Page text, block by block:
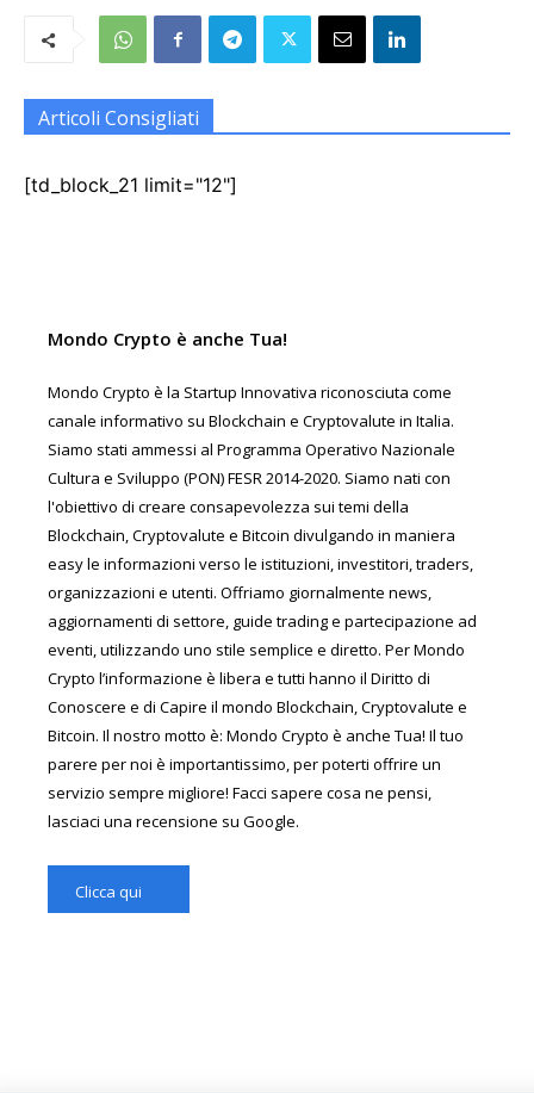
Articoli Consigliati
[td_block_21 limit="12"]
Mondo Crypto è anche Tua!
Mondo Crypto è la Startup Innovativa riconosciuta come
canale informativo su Blockchain e Cryptovalute in Italia.
Siamo stati ammessi al Programma Operativo Nazionale
Cultura e Sviluppo (PON) FESR 2014-2020. Siamo nati con
l'obiettivo di creare consapevolezza sui temi della
Blockchain, Cryptovalute e Bitcoin divulgando in maniera
easy le informazioni verso le istituzioni, investitori, traders,
organizzazioni e utenti. Offriamo giornalmente news,
aggiornamenti di settore, guide trading e partecipazione ad
eventi, utilizzando uno stile semplice e diretto. Per Mondo
Crypto l’informazione è libera e tutti hanno il Diritto di
Conoscere e di Capire il mondo Blockchain, Cryptovalute e
Bitcoin. Il nostro motto è: Mondo Crypto è anche Tua! Il tuo
parere per noi è importantissimo, per poterti offrire un
servizio sempre migliore! Facci sapere cosa ne pensi,
lasciaci una recensione su Google.
Clicca qui